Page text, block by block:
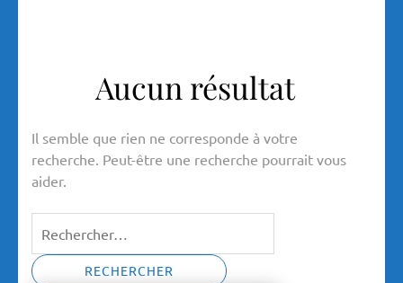
Aucun résultat
Il semble que rien ne corresponde à votre
recherche. Peut-être une recherche pourrait vous
aider.